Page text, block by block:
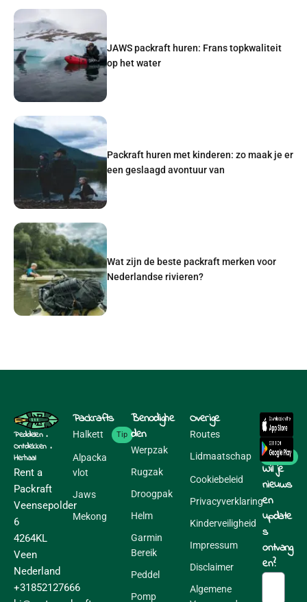
JAWS packraft huren: Frans topkwaliteit
op het water
Packraft huren met kinderen: zo maak je er
een geslaagd avontuur van
Wat zijn de beste packraft merken voor
Nederlandse rivieren?
Peddelen .
Ontdekken .
Herhaal
Rent a
Packraft
Veensepolder
6
4264KL
Veen
Nederland
+31852127666
Packrafts
Halkett Tip
Alpacka
vlot
Jaws
Mekong
Benodighe
den
Werpzak
Rugzak
Droogpak
Helm
Garmin
Bereik
Peddel
Pomp
Overige
Routes
Lidmaatschap
Ga naar
Cookiebeleid
Privacyverklaring
Kinderveiligheid
Impressum
Disclaimer
Algemene
Wil je
nieuws
en
update
s
ontvang
en?